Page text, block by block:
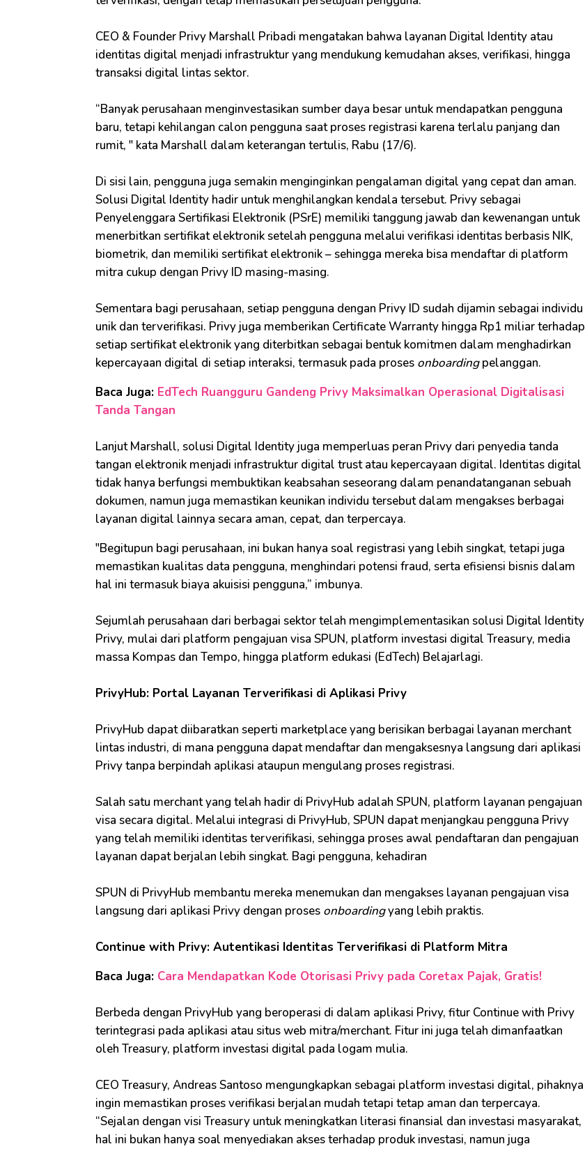
CEO & Founder Privy Marshall Pribadi mengatakan bahwa layanan Digital Identity atau
identitas digital menjadi infrastruktur yang mendukung kemudahan akses, verifikasi, hingga
transaksi digital lintas sektor.
“Banyak perusahaan menginvestasikan sumber daya besar untuk mendapatkan pengguna
baru, tetapi kehilangan calon pengguna saat proses registrasi karena terlalu panjang dan
rumit, " kata Marshall dalam keterangan tertulis, Rabu (17/6).
Di sisi lain, pengguna juga semakin menginginkan pengalaman digital yang cepat dan aman.
Solusi Digital Identity hadir untuk menghilangkan kendala tersebut. Privy sebagai
Penyelenggara Sertifikasi Elektronik (PSrE) memiliki tanggung jawab dan kewenangan untuk
menerbitkan sertifikat elektronik setelah pengguna melalui verifikasi identitas berbasis NIK,
biometrik, dan memiliki sertifikat elektronik – sehingga mereka bisa mendaftar di platform
mitra cukup dengan Privy ID masing-masing.
Sementara bagi perusahaan, setiap pengguna dengan Privy ID sudah dijamin sebagai individu
unik dan terverifikasi. Privy juga memberikan Certificate Warranty hingga Rp1 miliar terhadap
setiap sertifikat elektronik yang diterbitkan sebagai bentuk komitmen dalam menghadirkan
kepercayaan digital di setiap interaksi, termasuk pada proses onboardingpelanggan.
Baca Juga: EdTech Ruangguru Gandeng Privy Maksimalkan Operasional Digitalisasi
Tanda Tangan
Lanjut Marshall, solusi Digital Identity juga memperluas peran Privy dari penyedia tanda
tangan elektronik menjadi infrastruktur digital trust atau kepercayaan digital. Identitas digital
tidak hanya berfungsi membuktikan keabsahan seseorang dalam penandatanganan sebuah
dokumen, namun juga memastikan keunikan individu tersebut dalam mengakses berbagai
layanan digital lainnya secara aman, cepat, dan terpercaya.
"Begitupun bagi perusahaan, ini bukan hanya soal registrasi yang lebih singkat, tetapi juga
memastikan kualitas data pengguna, menghindari potensi fraud, serta efisiensi bisnis dalam
hal ini termasuk biaya akuisisi pengguna,” imbunya.
Sejumlah perusahaan dari berbagai sektor telah mengimplementasikan solusi Digital Identity
Privy, mulai dari platform pengajuan visa SPUN, platform investasi digital Treasury, media
massa Kompas dan Tempo, hingga platform edukasi (EdTech) Belajarlagi.
PrivyHub: Portal Layanan Terverifikasi di Aplikasi Privy
PrivyHub dapat diibaratkan seperti marketplace yang berisikan berbagai layanan merchant
lintas industri, di mana pengguna dapat mendaftar dan mengaksesnya langsung dari aplikasi
Privy tanpa berpindah aplikasi ataupun mengulang proses registrasi.
Salah satu merchant yang telah hadir di PrivyHub adalah SPUN, platform layanan pengajuan
visa secara digital. Melalui integrasi di PrivyHub, SPUN dapat menjangkau pengguna Privy
yang telah memiliki identitas terverifikasi, sehingga proses awal pendaftaran dan pengajuan
layanan dapat berjalan lebih singkat. Bagi pengguna, kehadiran
SPUN di PrivyHub membantu mereka menemukan dan mengakses layanan pengajuan visa
langsung dari aplikasi Privy dengan proses onboardingyang lebih praktis.
Continue with Privy: Autentikasi Identitas Terverifikasi di Platform Mitra
Baca Juga: Cara Mendapatkan Kode Otorisasi Privy pada Coretax Pajak, Gratis!
Berbeda dengan PrivyHub yang beroperasi di dalam aplikasi Privy, fitur Continue with Privy
terintegrasi pada aplikasi atau situs web mitra/merchant. Fitur ini juga telah dimanfaatkan
oleh Treasury, platform investasi digital pada logam mulia.
CEO Treasury, Andreas Santoso mengungkapkan sebagai platform investasi digital, pihaknya
ingin memastikan proses verifikasi berjalan mudah tetapi tetap aman dan terpercaya.
“Sejalan dengan visi Treasury untuk meningkatkan literasi finansial dan investasi masyarakat,
hal ini bukan hanya soal menyediakan akses terhadap produk investasi, namun juga